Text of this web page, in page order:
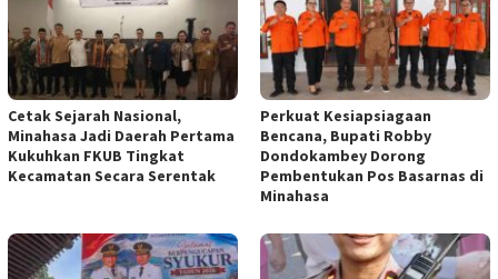
Cetak Sejarah Nasional,
Minahasa Jadi Daerah Pertama
Kukuhkan FKUB Tingkat
Kecamatan Secara Serentak
Perkuat Kesiapsiagaan
Bencana, Bupati Robby
Dondokambey Dorong
Pembentukan Pos Basarnas di
Minahasa